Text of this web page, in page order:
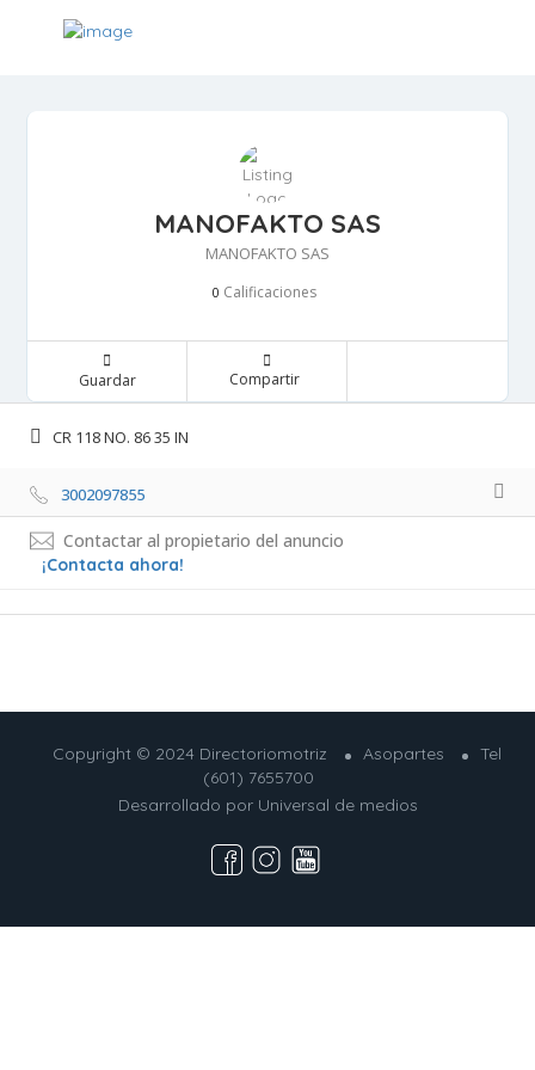
MANOFAKTO SAS
MANOFAKTO SAS
0 Calificaciones
Guardar Compartir
CR 118 NO. 86 35 IN
3002097855
Contactar al propietario del anuncio
¡Contacta ahora!
Copyright © 2024 Directoriomotriz Asopartes
Tel
(601) 7655700
Desarrollado por Universal de medios